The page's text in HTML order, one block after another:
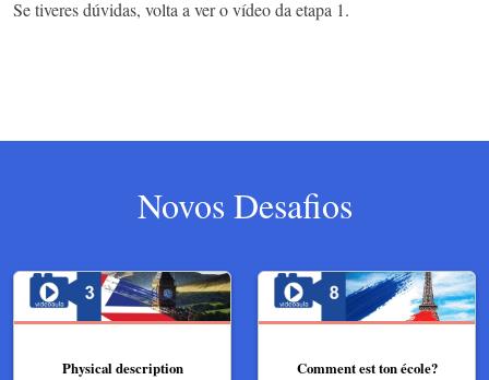
Se tiveres dúvidas, volta a ver o vídeo da etapa 1.
Novos Desafios
Physical description Comment est ton école?